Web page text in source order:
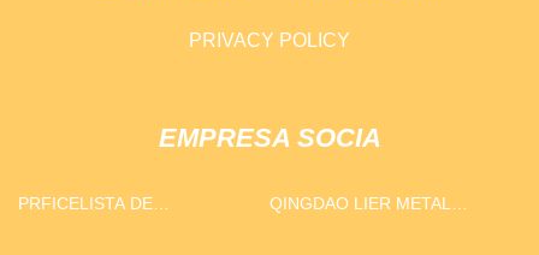
PRIVACY POLICY
EMPRESA SOCIA
PRFICELISTA DE
QINGDAO LIER METAL